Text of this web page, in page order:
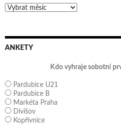
Archivy
ANKETY
Kdo vyhraje sobotní
Pardubice U21
Pardubice B
Markéta Praha
Divišov
Kopřivnice